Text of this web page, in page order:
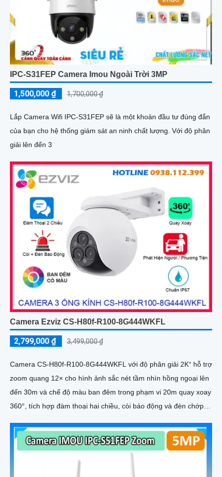
IPC-S31FEP Camera Imou Ngoài Trời 3MP
1,500,000 ₫ 1,700,000 ₫
Lắp Camera Wifi IPC-S31FEP sẽ là một khoản đầu tư đúng đắn
của bạn cho hệ thống giám sát an ninh chất lượng. Với độ phân
giải lên đến 3
Camera Ezviz CS-H80f-R100-8G444WKFL
2,799,000 ₫ 3,499,000 ₫
Camera CS-H80f-R100-8G444WKFL với độ phân giải 2K⁺ hỗ trợ
zoom quang 12× cho hình ảnh sắc nét tầm nhìn hồng ngoại lên
đến 30m và chế độ màu ban đêm trong phạm vi 20m quay xoay
360°, tích hợp đàm thoại hai chiều, còi báo động và đèn chớp,
năng chống bụi, nước, đảm bảo hoạt động ổn định trong mọi
điều kiện thời tiết